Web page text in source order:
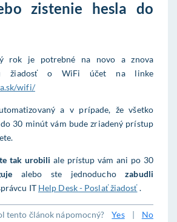
zistenie hesla do
rok je potrebné na novo a znova
žiadosť o WiFi účet na linke
wifi/
a v prípade, že všetko
30 minút vám bude zriadený prístup
tak urobili ale prístup vám ani po 30
alebo ste jednoduchozabudli
IT Help Desk - Poslať žiadosť.
tento článok nápomocný? Yes | No